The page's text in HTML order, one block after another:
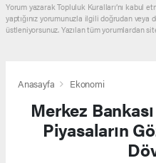
Yorum yazarak Topluluk Kuralları’nı kabul
yaptığınız yorumunuzla ilgili doğrudan veya
üstleniyorsunuz. Yazılan tüm yorumlardan
Anasayfa Ekonomi
Merkez
Piyasaların